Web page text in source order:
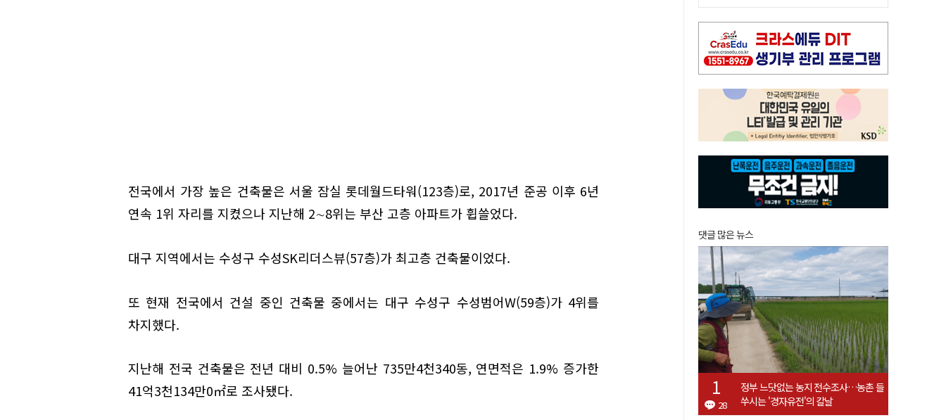
전국에서 가장 높은 건축물은 서울 잠실 롯데월드타워(123층)로, 2017년 준공 이후 6년
연속 1위 자리를 지켰으나 지난해 2∼8위는 부산 고층 아파트가 휩쓸었다.
대구 지역에서는 수성구 수성SK리더스뷰(57층)가 최고층 건축물이었다.
또 현재 전국에서 건설 중인 건축물 중에서는 대구 수성구 수성범어W(59층)가 4위를
차지했다.
지난해 전국 건축물은 전년 대비 0.5% 늘어난 735만4천340동, 연면적은 1.9% 증가한
41억3천134만0㎡로 조사됐다.
댓글 많은 뉴스
28
정부 느닷없는 농지 전수조사…농촌 들
쑤시는 '경자유전'의 칼날